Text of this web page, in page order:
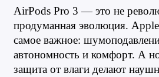
AirPods Pro 3 — это не
продуманная эволюция.
самое важное:
автономность и комфорт. А
защита от влаги делают